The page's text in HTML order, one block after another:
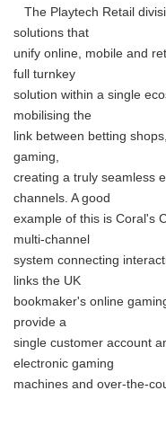
The Playtech Retail
solutions that
unify online, mobile and
full turnkey
solution within a single
mobilising the
link between betting
gaming,
creating a truly seamless
channels. A good
example of this is Coral's
multi-channel
system connecting
links the UK
bookmaker's online
provide a
single customer account
electronic gaming
machines and over-the-